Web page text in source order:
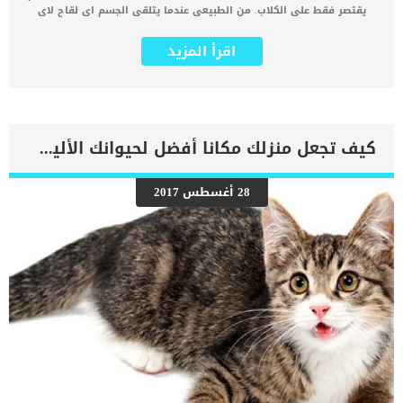
يقتصر فقط على الكلاب. من الطبيعى عندما يتلقى الجسم اى لقاح لاى
بسيطة من الفيروس التى تساعد الجهاز المناعى على استيعابها ليتمكن
من التعامل معها فيما بعد. اقرأ ايضا: فوائد التطعيمات الأساسية للكلاب
الاتصال بالطبيب البيطري. كما يمكن ان تجد تورم او احمرار فى مكان
الحقن وعدم رغبة الكلب فى لمس هذه المنطقة. يمكن ان تلاحظ علامات
الخمول تستمر على كلبك لمدة يوم او يومين. رغم ان الخمول لا يعتبر علامة
خطيرة ودليل على اصابته بحساسية اللقاح الا انه قد تكون بدايتها. من
الطبيعى ان تحدث الاثار الجانبية للتطعيمات وتختفى من تلقاء نفسها.
تختلف ايضا شدة هذه الاثار من كلب الى كلب اخر. كما تكون ردود الفعل
التحسسية أكثر شيوعًا مع الحقن التعزيزية اكثر من التطعيمات الأولية لأن
الجهاز المناعي سيكون لديه بالفعل ذاكرة للمرض الذي يعمل اللقاح ضده.
اعراض حساسية التطعيمات […]
اقرأ المزيد
كيف تجعل منزلك مكانا أفضل لحيوانك الأليف ؟
28 أغسطس 2017